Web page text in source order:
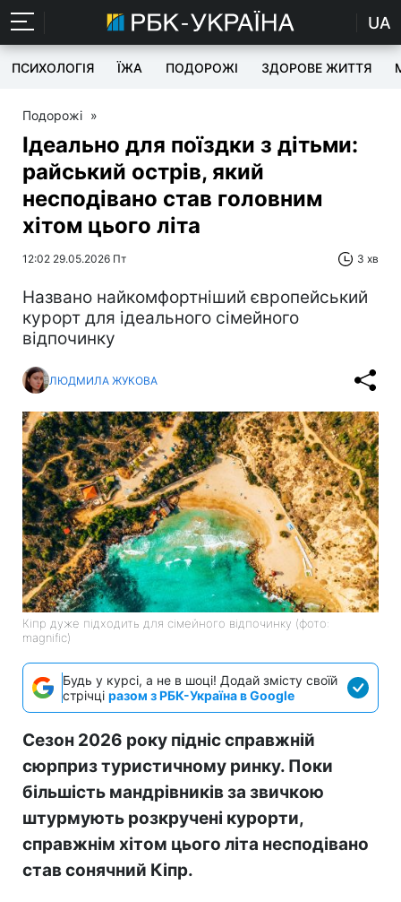
UA
ПСИХОЛОГІЯ ЇЖА ПОДОРОЖІ ЗДОРОВЕ ЖИТТЯ
Подорожі »
Ідеально для поїздки з дітьми:
райський острів, який
несподівано став головним
хітом цього літа
12:02 29.05.2026 Пт 3 хв
Названо найкомфортніший європейський
курорт для ідеального сімейного
відпочинку
ЛЮДМИЛА ЖУКОВА
Кіпр дуже підходить для сімейного відпочинку (фото:
magnific)
Будь у курсі, а не в шоці! Додай змісту своїй
стрічці разом з РБК-Україна в Google
Сезон 2026 року підніс справжній
сюрприз туристичному ринку. Поки
більшість мандрівників за звичкою
штурмують розкручені курорти,
справжнім хітом цього літа несподівано
став сонячний Кіпр.